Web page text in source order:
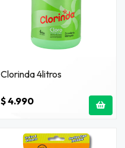
Clorinda 4litros
$ 4.990